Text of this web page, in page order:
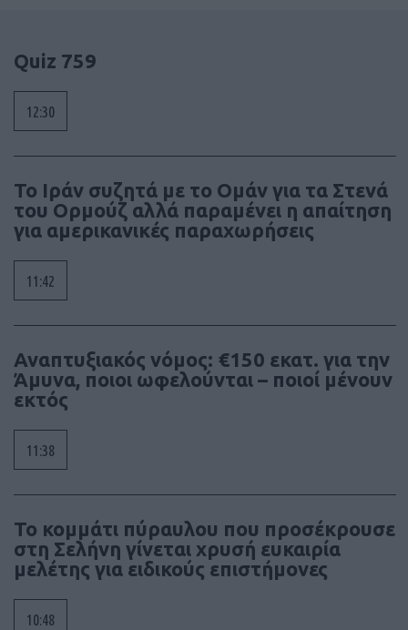
Quiz 759
12:30
To Ιράν συζητά με το Ομάν για τα Στενά
του Ορμούζ αλλά παραμένει η απαίτηση
για αμερικανικές παραχωρήσεις
11:42
Αναπτυξιακός νόμος: €150 εκατ. για την
Άμυνα, ποιοι ωφελούνται – ποιοί μένουν
εκτός
11:38
Το κομμάτι πύραυλου που προσέκρουσε
στη Σελήνη γίνεται χρυσή ευκαιρία
μελέτης για ειδικούς επιστήμονες
10:48